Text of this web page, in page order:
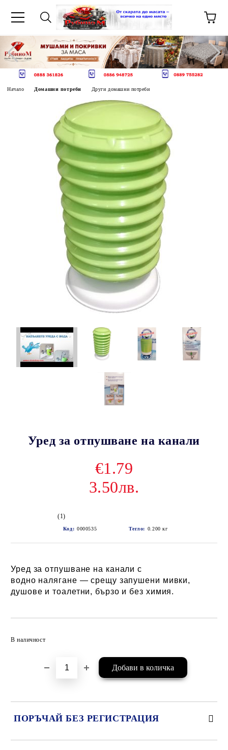
Начало Домашни потреби Други домашни потреби
Уред за отпушване на канали
€1.79
3.50лв.
(1)
Код: 0000535 Тегло: 0.200 кг
Уред за отпушване на канали с
водно налягане — срещу запушени мивки,
душове и тоалетни, бързо и без химия.
В наличност
ПОРЪЧАЙ БЕЗ РЕГИСТРАЦИЯ